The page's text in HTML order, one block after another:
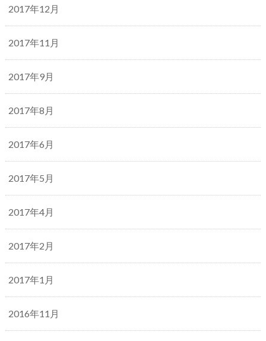
2017年12月
2017年11月
2017年9月
2017年8月
2017年6月
2017年5月
2017年4月
2017年2月
2017年1月
2016年11月